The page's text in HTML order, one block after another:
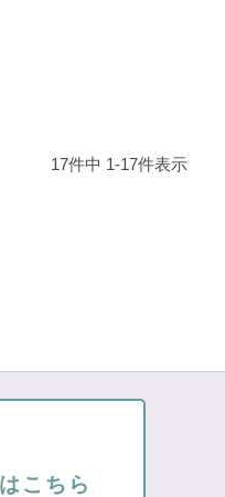
17件中 1-17件表示
こちら